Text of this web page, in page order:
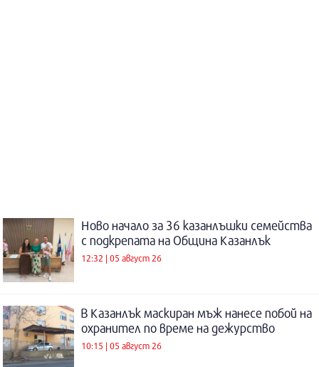
Ново начало за 36 казанлъшки семейства
с подкрепата на Община Казанлък
12:32 | 05 август 26
В Казанлък маскиран мъж нанесе побой на
охранител по време на дежурство
10:15 | 05 август 26